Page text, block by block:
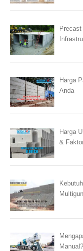
Harga
Anda
Harga
&
Manual?